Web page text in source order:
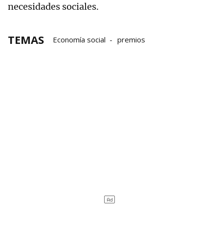
necesidades sociales.
TEMAS Economía social premios